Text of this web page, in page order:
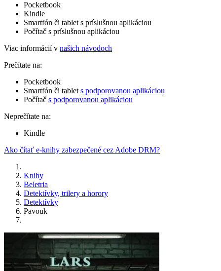
Pocketbook
Kindle
Smartfón či tablet s príslušnou aplikáciou
Počítač s príslušnou aplikáciou
Viac informácií v našich návodoch
Prečítate na:
Pocketbook
Smartfón či tablet s podporovanou aplikáciou
Počítač s podporovanou aplikáciou
Neprečítate na:
Kindle
Ako čítať e-knihy zabezpečené cez Adobe DRM?
Knihy
Beletria
Detektívky, trilery a horory
Detektívky
Pavouk